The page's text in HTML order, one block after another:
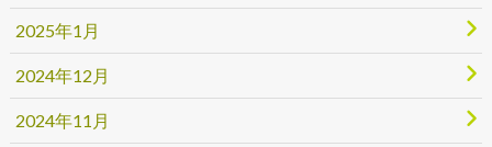
2025年1月
2024年12月
2024年11月